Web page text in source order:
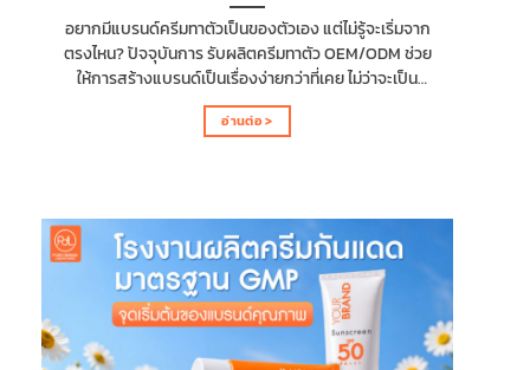
อยากมีแบรนด์ครีมทาตัวเป็นของตัวเอง แต่ไม่รู้จะเริ่มจาก
ตรงไหน? ปัจจุบันการ รับผลิตครีมทาตัว OEM/ODM ช่วย
ให้การสร้างแบรนด์เป็นเรื่องง่ายกว่าที่เคย ไม่ว่าจะเป็น
เจ้าของธุรกิจมือใหม่ อินฟลูเอนเซอร์ หรือผู้ที่อยากต่อยอด
ธุรกิจความงาม ก็สามารถเริ่มต้นได้ด้วยยอดผลิตขั้นต่ำที่เข้า
OEM/ODM ตั้งแต่ข้อดีของการสร้างแบรนด์ วิธีเลือก
โรงงานที่ได้มาตรฐาน และเหตุผลที่การผลิตแบบครบวงจร
เป็นทางเลือกที่ช่วยให้เริ่มต้นธุรกิจได้ง่ายและเติบโตได้อย่างมี
ประสิทธิภาพ ทำไมครีมทาตัวถึงเป็นสินค้าที่น่าสนใจในการ
สร้างแบรนด์ ครีมทาตัวเป็นหนึ่งในกลุ่มผลิตภัณฑ์สกินแคร์ที่
ได้รับความนิยมอย่างต่อเนื่อง และยังเป็นตลาดที่มีโอกาส
อ่านต่อ >